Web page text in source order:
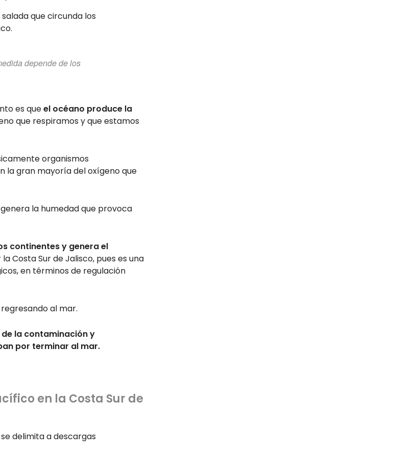
que circunda los
depende de los
es queel océano produce la
que respiramos y que estamos
organismos
la gran mayoría del oxígeno que
la humedad que provoca
continentes y genera el
Costa Sur de Jalisco, pues es una
en términos de regulación
al mar.
la contaminación y
por terminar al mar.
en la Costa Sur de
delimita a descargas